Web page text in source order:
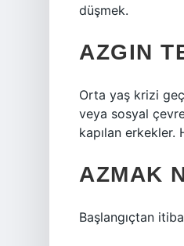
düşmek.
AZGIN
Orta yaş krizi
veya sosyal
kapılan erkekler.
AZMAK
Başlangıçtan